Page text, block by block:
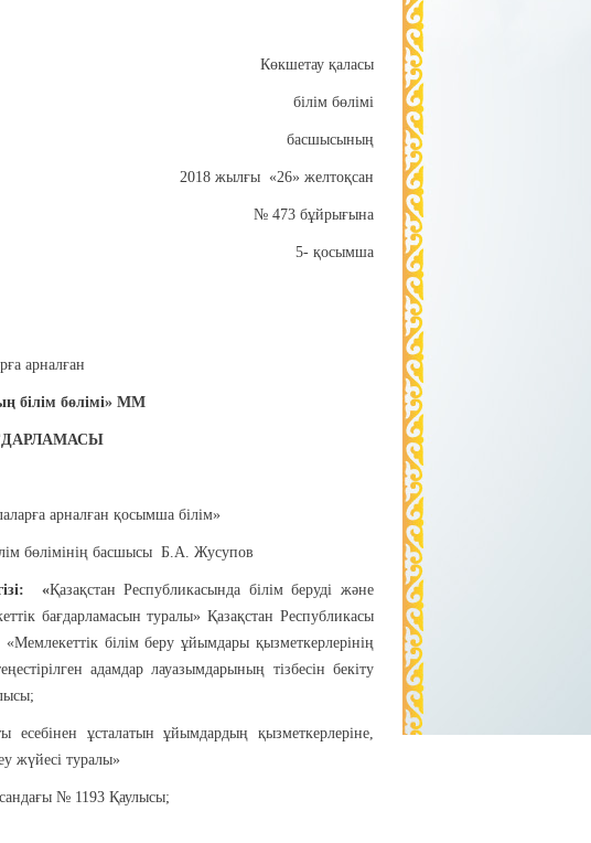
Көкшетау қаласы
білім бөлімі
басшысының
2018 жылғы «26» желтоқсан
№ 473 бұйрығына
5- қосымша
арналған
білім бөлімі» ММ
арналған қосымша білім»
бөлімінің басшысы Б.А. Жусупов
: «Қазақстан Республикасында білім беруді және
бағдарламасын туралы» Қазақстан Республикасы
білім беру ұйымдары қызметкерлерінің
адамдар лауазымдарының тізбесін бекіту
есебінен ұсталатын ұйымдардың қызметкерлеріне,
жүйесі туралы»
№ 1193 Қаулысы;